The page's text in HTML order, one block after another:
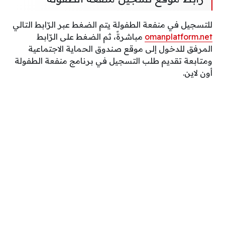
للتسجيل في منفعة الطفولة يتم الضغط عبر الرّابط التالي
omanplatform.net مباشرةً، ثم الضغط على الرّابط
المرفق للدخول إلى موقع صندوق الحماية الاجتماعية
ومتابعة تقديم طلب التسجيل في برنامج منفعة الطفولة
أون لاين.